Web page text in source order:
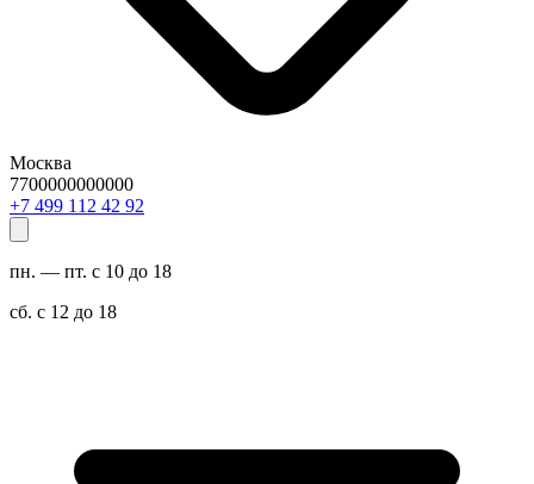
Москва
7700000000000
29 24 211 994 7+
пн. — пт. с 10 до 18
сб. с 12 до 18